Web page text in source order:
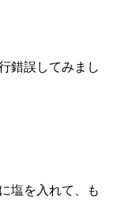
錯誤してみまし
塩を入れて、も